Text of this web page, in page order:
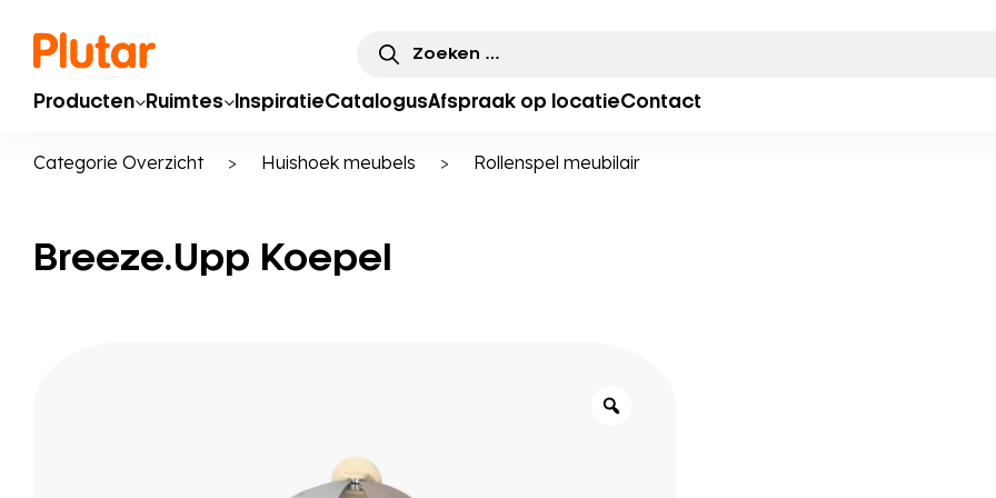
Zoeken
naar:
Producten Ruimtes InspiratieCatalogusAfspraak op locatieContact
Categorie Overzicht > Huishoek meubels > Rollenspel meubilair
Breeze.Upp Koepel